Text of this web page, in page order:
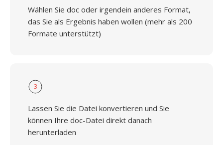
Wählen Sie doc oder irgendein anderes Format,
das Sie als Ergebnis haben wollen (mehr als 200
Formate unterstützt)
3
Lassen Sie die Datei konvertieren und Sie
können Ihre doc-Datei direkt danach
herunterladen